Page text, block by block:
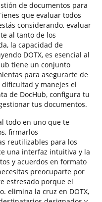
de documentos para
que evaluar todos
considerando, evaluar
al tanto de los
la capacidad de
DOTX, es esencial al
tiene un conjunto
para asegurarte de
y manejes el
de DocHub, configura tu
tus documentos.
todo en uno que te
firmarlos
reutilizables para los
una interfaz intuitiva y la
y acuerdos en formato
preocuparte por
estresado porque el
elimina la cruz en DOTX,